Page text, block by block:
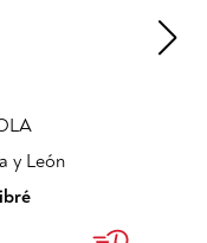
y León